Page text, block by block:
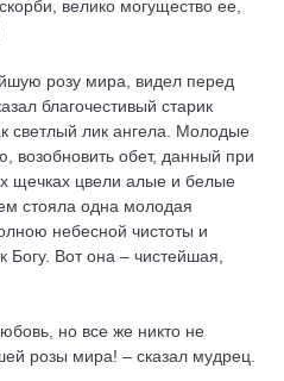
велико могущество ее,
розу мира, видел перед
благочестивый старик
светлый лик ангела. Молодые
возобновить обет, данный при
щечках цвели алые и белые
стояла одна молодая
небесной чистоты и
Богу. Вот она – чистейшая,
но все же никто не
розы мира! – сказал мудрец.